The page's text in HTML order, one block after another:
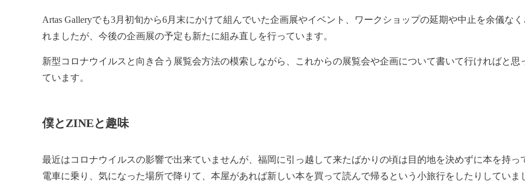
Artas Galleryでも3月初旬から6月末にかけて組んでいた企画展やイベント、ワークショップの延期や中止を余儀なく
れましたが、今後の企画展の予定も新たに組み直しを行っています。
新型コロナウイルスと向き合う展覧会方法の模索しながら、これからの展覧会や企画について書いて行ければと思
ています。
僕とZINEと趣味
最近はコロナウイルスの影響で出来ていませんが、福岡に引っ越して来たばかりの頃は目的地を決めずに本を持っ
電車に乗り、気になった場所で降りて、本屋があれば新しい本を買って読んで帰るという小旅行をしたりしていま